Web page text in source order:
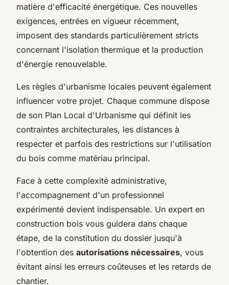
matière d'efficacité énergétique. Ces nouvelles
exigences, entrées en vigueur récemment,
imposent des standards particulièrement stricts
concernant l'isolation thermique et la production
d'énergie renouvelable.
Les règles d'urbanisme locales peuvent également
influencer votre projet. Chaque commune dispose
de son Plan Local d'Urbanisme qui définit les
contraintes architecturales, les distances à
respecter et parfois des restrictions sur l'utilisation
du bois comme matériau principal.
Face à cette complexité administrative,
l'accompagnement d'un professionnel
expérimenté devient indispensable. Un expert en
construction bois vous guidera dans chaque
étape, de la constitution du dossier jusqu'à
l'obtention des autorisations nécessaires, vous
évitant ainsi les erreurs coûteuses et les retards de
chantier.